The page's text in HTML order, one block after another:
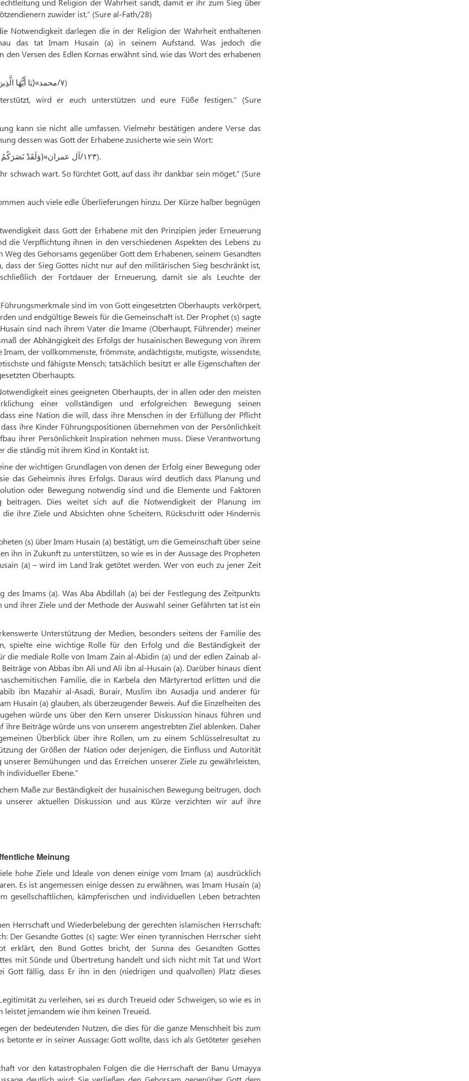
und Religion der Wahrheit sandt, damit er ihr zum Sieg über
zuwider ist.“ (Sure al-Fath/28)
Notwendigkeit darlegen die in der Religion der Wahrheit enthaltenen
das tat Imam Husain (a) in seinem Aufstand. Was jedoch die
Versen des Edlen Kornas erwähnt sind, wie das Wort des erhabenen
يَا أَيُّهَا»(محمد/۷)
wird er euch unterstützen und eure Füße festigen.“ (Sure
kann sie nicht alle umfassen. Vielmehr bestätigen andere Verse das
dessen was Gott der Erhabene zusicherte wie sein Wort:
وَلَقَدْ نَصَرَكُمُ»(آل عمران /۱۲۳).
schwach wart. So fürchtet Gott, auf dass ihr dankbar sein möget.“ (Sure
auch viele edle Überlieferungen hinzu. Der Kürze halber begnügen
dass Gott der Erhabene mit den Prinzipien jeder Erneuerung
die Verpflichtung ihnen in den verschiedenen Aspekten des Lebens zu
des Gehorsams gegenüber Gott dem Erhabenen, seinem Gesandten
dass der Sieg Gottes nicht nur auf den militärischen Sieg beschränkt ist,
der Fortdauer der Erneuerung, damit sie als Leuchte der
sind im von Gott eingesetzten Oberhaupts verkörpert,
und endgültige Beweis für die Gemeinschaft ist. Der Prophet (s) sagte
sind nach ihrem Vater die Imame (Oberhaupt, Führender) meiner
der Abhängigkeit des Erfolgs der husainischen Bewegung von ihrem
der vollkommenste, frömmste, andächtigste, mutigste, wissendste,
und fähigste Mensch; tatsächlich besitzt er alle Eigenschaften der
Oberhaupts.
eines geeigneten Oberhaupts, der in allen oder den meisten
einer vollständigen und erfolgreichen Bewegung seinen
eine Nation die will, dass ihre Menschen in der Erfüllung der Pflicht
ihre Kinder Führungspositionen übernehmen von der Persönlichkeit
ihrer Persönlichkeit Inspiration nehmen muss. Diese Verantwortung
die ständig mit ihrem Kind in Kontakt ist.
der wichtigen Grundlagen von denen der Erfolg einer Bewegung oder
das Geheimnis ihres Erfolgs. Daraus wird deutlich dass Planung und
oder Bewegung notwendig sind und die Elemente und Faktoren
beitragen. Dies weitet sich auf die Notwendigkeit der Planung im
ihre Ziele und Absichten ohne Scheitern, Rückschritt oder Hindernis
(s) über Imam Husain (a) bestätigt, um die Gemeinschaft über seine
ihn in Zukunft zu unterstützen, so wie es in der Aussage des Propheten
(a) – wird im Land Irak getötet werden. Wer von euch zu jener Zeit
des Imams (a). Was Aba Abdillah (a) bei der Festlegung des Zeitpunkts
ihrer Ziele und der Methode der Auswahl seiner Gefährten tat ist ein
Unterstützung der Medien, besonders seitens der Familie des
spielte eine wichtige Rolle für den Erfolg und die Beständigkeit der
die mediale Rolle von Imam Zain al-Abidin (a) und der edlen Zainab al-
von Abbas ibn Ali und Ali ibn al-Husain (a). Darüber hinaus dient
Familie, die in Karbela den Märtyrertod erlitten und die
ibn Mazahir al-Asadi, Burair, Muslim ibn Ausadja und anderer für
Husain (a) glauben, als überzeugender Beweis. Auf die Einzelheiten des
würde uns über den Kern unserer Diskussion hinaus führen und
ihre Beiträge würde uns von unserem angestrebten Ziel ablenken. Daher
Überblick über ihre Rollen, um zu einem Schlüsselresultat zu
der Größen der Nation oder derjenigen, die Einfluss und Autorität
Bemühungen und das Erreichen unserer Ziele zu gewährleisten,
individueller Ebene.“
Maße zur Beständigkeit der husainischen Bewegung beitrugen, doch
unserer aktuellen Diskussion und aus Kürze verzichten wir auf ihre
Meinung
hohe Ziele und Ideale von denen einige vom Imam (a) ausdrücklich
Es ist angemessen einige dessen zu erwähnen, was Imam Husain (a)
gesellschaftlichen, kämpferischen und individuellen Leben betrachten
Herrschaft und Wiederbelebung der gerechten islamischen Herrschaft:
Der Gesandte Gottes (s) sagte: Wer einen tyrannischen Herrscher sieht
erklärt, den Bund Gottes bricht, der Sunna des Gesandten Gottes
mit Sünde und Übertretung handelt und sich nicht mit Tat und Wort
Gott fällig, dass Er ihn in den (niedrigen und qualvollen) Platz dieses
zu verleihen, sei es durch Treueid oder Schweigen, so wie es in
leistet jemandem wie ihm keinen Treueid.
der bedeutenden Nutzen, die dies für die ganze Menschheit bis zum
betonte er in seiner Aussage: Gott wollte, dass ich als Getöteter gesehen
vor den katastrophalen Folgen die die Herrschaft der Banu Umayya